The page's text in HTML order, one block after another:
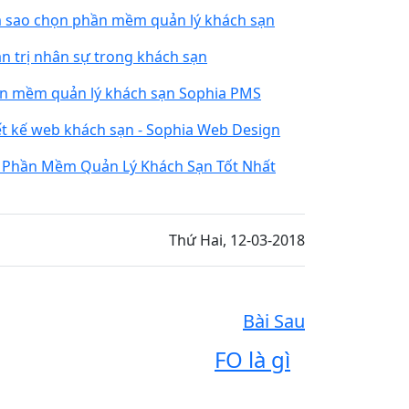
sao chọn phần mềm quản lý khách sạn
trị nhân sự trong khách sạn
mềm quản lý khách sạn Sophia PMS
kế web khách sạn - Sophia Web Design
Mềm Quản Lý Khách Sạn Tốt Nhất
Thứ Hai, 12-03-2018
Bài Sau
FO là gì